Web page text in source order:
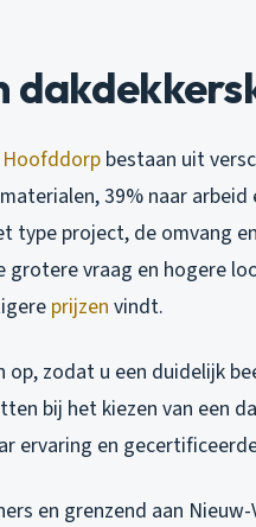
bestaan uit
39% naar
type project, de omvang
grotere vraag en hogere
prijzen vindt.
zodat u een duidelijk
bij het kiezen van een
ervaring en
en grenzend aan